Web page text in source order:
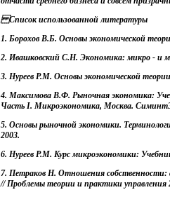
Список использованной литературы
1. Борохов В.Б. Основы экономической
2. Ивашковский С.Н. Экономика: микро - и
3. Нуреев Р.М. Основы экономической
4. Максимова В.Ф. Рыночная экономика:
Часть I. Микроэкономика, Москва.
5. Основы рыночной экономики.
2003.
6. Нуреев Р.М. Курс микроэкономики:
7. Петраков Н. Отношения собственности:
// Проблемы теории и практики управления